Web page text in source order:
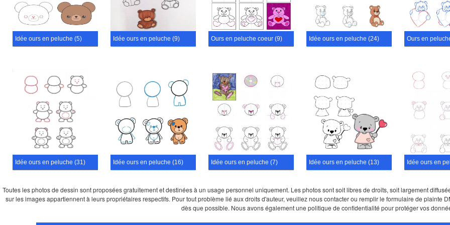
Idée ours en peluche (5) Idée ours en peluche (9) Ours en peluche coeur (9) Idée ours en peluche (24) Ours en
Idée ours en peluche (31) Idée ours en peluche (16) Idée ours en peluche (7) Idée ours en peluche (13) Idée ours en
Toutes les photos de dessin sont proposées gratuitement et destinées à un usage personnel uniquement. Les photos sont soit libres de droits, soit largement
sur les images appartiennent à leurs propriétaires respectifs. Pour tout problème lié aux droits d'auteur, veuillez nous contacter ou remplir le formulaire de plainte
dès que possible. Nous avons également une politique de confidentialité pour protéger vos